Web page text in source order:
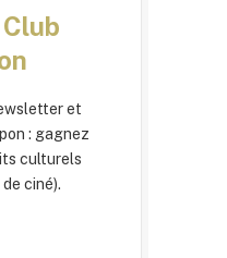
et
: gagnez
culturels
ciné).